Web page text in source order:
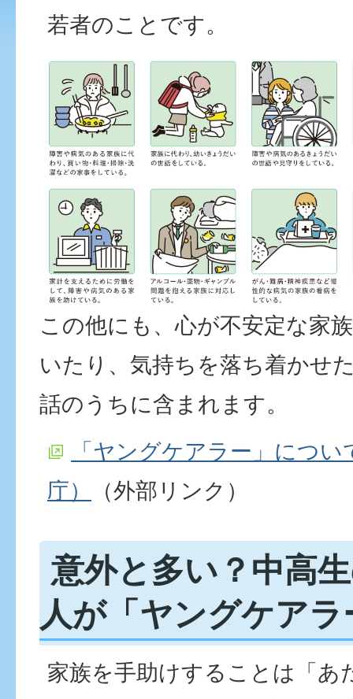
若者のことです。
この他にも、心が不安定な家
いたり、気持ちを落ち着かせ
話のうちに含まれます。
「ヤングケアラー」につ
庁）
（外部リンク）
意外と多い？中高
人が「ヤングケアラ
家族を手助けすることは「あ